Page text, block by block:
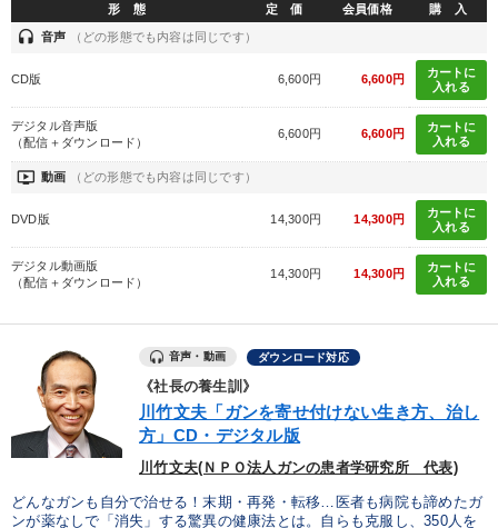
形 態 定 価 会員価格 購 入
headset 音声 （どの形態でも内容は同じです）
CD版 6,600円 6,600円
カートに
入れる
デジタル音声版
（配信＋ダウンロード）
6,600円 6,600円
カートに
入れる
ondemand_video 動画 （どの形態でも内容は同じです）
DVD版 14,300円 14,300円
カートに
入れる
デジタル動画版
（配信＋ダウンロード）
14,300円 14,300円
カートに
入れる
音声・動画 ダウンロード対応
《社長の養生訓》
川竹文夫「ガンを寄せ付けない生き方、治し
方」CD・デジタル版
川竹文夫(ＮＰＯ法人ガンの患者学研究所 代表)
どんなガンも自分で治せる！末期・再発・転移…医者も病院も諦めたガ
ンが薬なしで「消失」する驚異の健康法とは。自らも克服し、350人を